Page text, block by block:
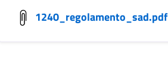
1240_regolamento_sad.pdf